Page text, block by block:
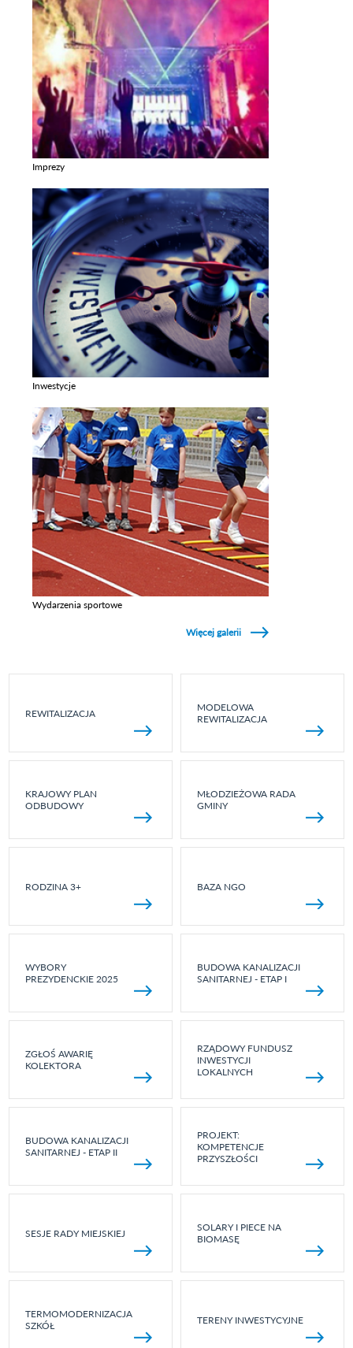
Imprezy
Inwestycje
Wydarzenia sportowe
Więcej galerii
REWITALIZACJA
MODELOWA
REWITALIZACJA
KRAJOWY PLAN
ODBUDOWY
MŁODZIEŻOWA RADA
GMINY
RODZINA 3+ BAZA NGO
WYBORY
PREZYDENCKIE 2025
BUDOWA KANALIZACJI
SANITARNEJ - ETAP I
ZGŁOŚ AWARIĘ
KOLEKTORA
RZĄDOWY FUNDUSZ
INWESTYCJI
LOKALNYCH
BUDOWA KANALIZACJI
SANITARNEJ - ETAP II
PROJEKT:
KOMPETENCJE
PRZYSZŁOŚCI
SESJE RADY MIEJSKIEJ
SOLARY I PIECE NA
BIOMASĘ
TERMOMODERNIZACJA
SZKÓŁ
TERENY INWESTYCYJNE